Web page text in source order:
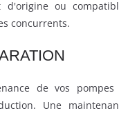
d'origine ou
concurrents.
de vos pompes
Une